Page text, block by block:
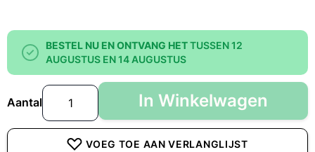
BESTEL NU EN ONTVANG HETTUSSEN 12
AUGUSTUS EN 14 AUGUSTUS
Aantal In Winkelwagen
VOEG TOE AAN VERLANGLIJST